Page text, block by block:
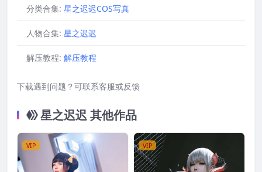
分类合集: 星之迟迟COS写真
人物合集: 星之迟迟
解压教程: 解压教程
下载遇到问题？可联系客服或反馈
星之迟迟 其他作品
VIP VIP